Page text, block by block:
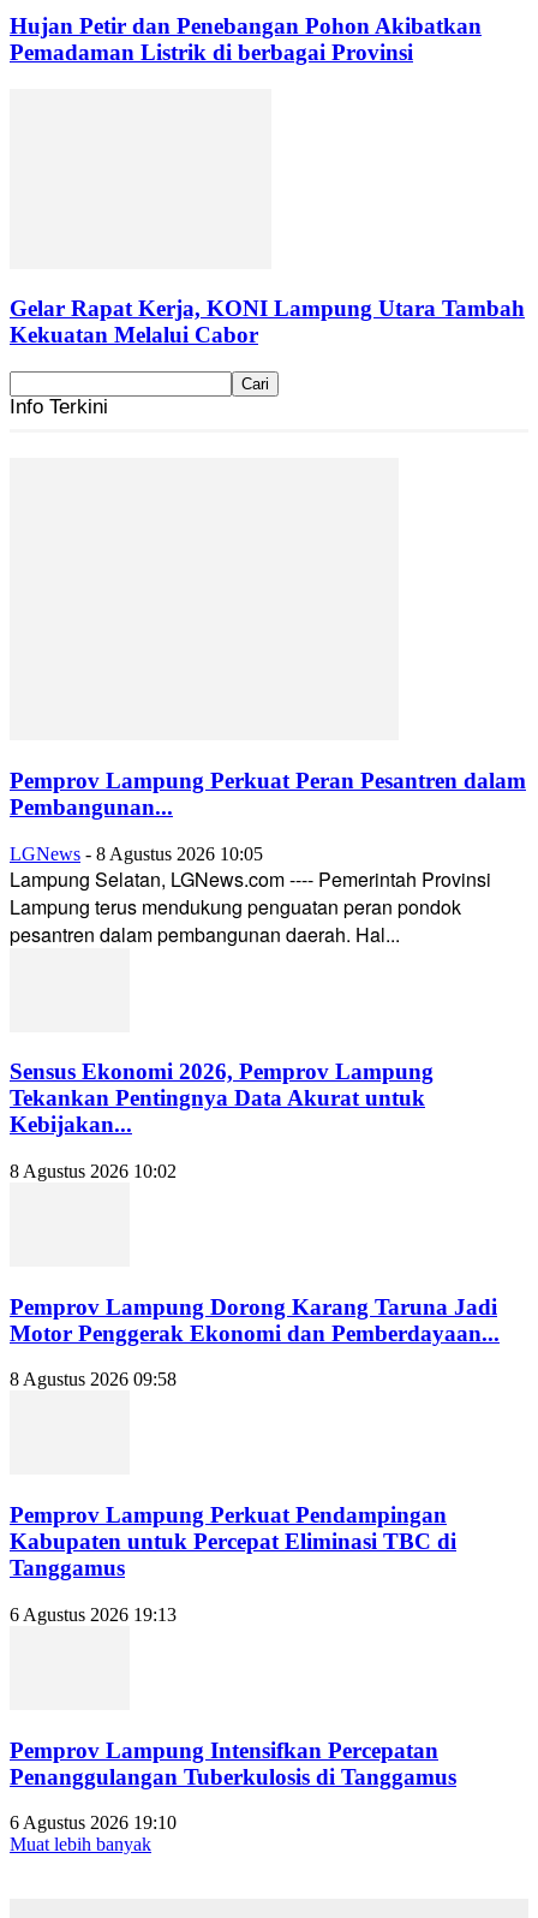
Hujan Petir dan Penebangan Pohon Akibatkan
Pemadaman Listrik di berbagai Provinsi
Gelar Rapat Kerja, KONI Lampung Utara Tambah
Kekuatan Melalui Cabor
Info Terkini
Pemprov Lampung Perkuat Peran Pesantren dalam
Pembangunan...
LGNews - 8 Agustus 2026 10:05
Lampung Selatan, LGNews.com ---- Pemerintah Provinsi
Lampung terus mendukung penguatan peran pondok
pesantren dalam pembangunan daerah. Hal...
Sensus Ekonomi 2026, Pemprov Lampung
Tekankan Pentingnya Data Akurat untuk
Kebijakan...
8 Agustus 2026 10:02
Pemprov Lampung Dorong Karang Taruna Jadi
Motor Penggerak Ekonomi dan Pemberdayaan...
8 Agustus 2026 09:58
Pemprov Lampung Perkuat Pendampingan
Kabupaten untuk Percepat Eliminasi TBC di
Tanggamus
6 Agustus 2026 19:13
Pemprov Lampung Intensifkan Percepatan
Penanggulangan Tuberkulosis di Tanggamus
6 Agustus 2026 19:10
Muat lebih banyak